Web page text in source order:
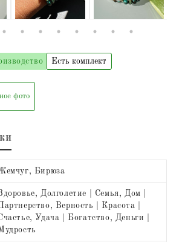
Есть комплект
фото
Бирюза
Долголетие | Семья, Дом |
Верность | Красота |
Удача | Богатство, Деньги |